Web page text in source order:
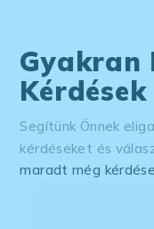
Gyakran
Kérdések
Segítünk Önnek
kérdéseket és
maradt még